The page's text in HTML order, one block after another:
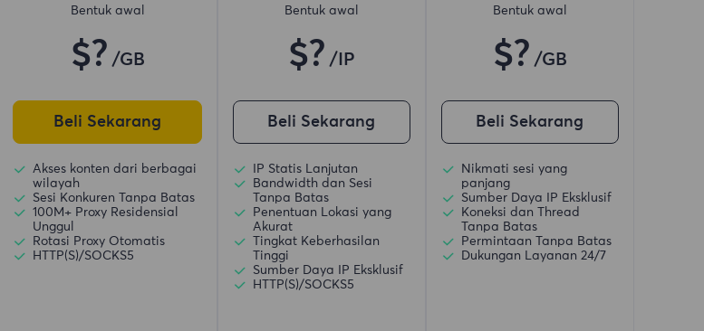
Bentuk awal
$? /GB
Beli Sekarang
Akses konten dari berbagai
wilayah
Sesi Konkuren Tanpa Batas
100M+ Proxy Residensial
Unggul
Rotasi Proxy Otomatis
HTTP(S)/SOCKS5
Bentuk awal
$? /IP
Beli Sekarang
IP Statis Lanjutan
Bandwidth dan Sesi
Tanpa Batas
Penentuan Lokasi yang
Akurat
Tingkat Keberhasilan
Tinggi
Sumber Daya IP Eksklusif
HTTP(S)/SOCKS5
Bentuk awal
$? /GB
Beli Sekarang
Nikmati sesi yang
panjang
Sumber Daya IP Eksklusif
Koneksi dan Thread
Tanpa Batas
Permintaan Tanpa Batas
Dukungan Layanan 24/7